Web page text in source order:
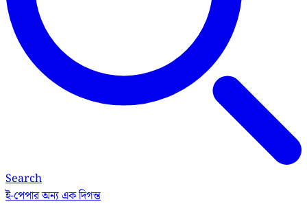
Search
ই-পেপারঅন্য এক দিগন্ত